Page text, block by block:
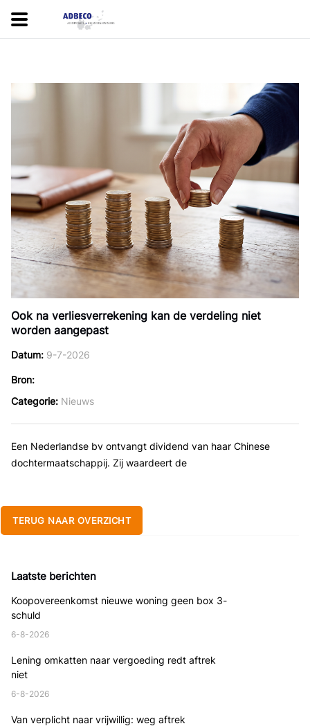
Ook na verliesverrekening kan de verdeling niet
worden aangepast
Datum 9-7-2026
Bron
Categorie Nieuws
Een Nederlandse bv ontvangt dividend van haar Chinese
dochtermaatschappij. Zij waardeert de
TERUG NAAR OVERZICHT
Laatste berichten
Koopovereenkomst nieuwe woning geen box 3-
schuld
6-8-2026
Lening omkatten naar vergoeding redt aftrek
niet
6-8-2026
Van verplicht naar vrijwillig: weg aftrek